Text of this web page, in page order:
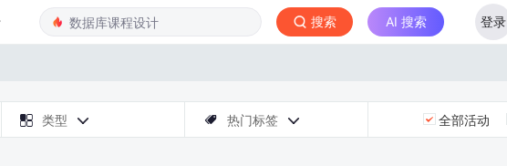
搜索 AI 搜索 登录
 类型   热门标签  全部活动